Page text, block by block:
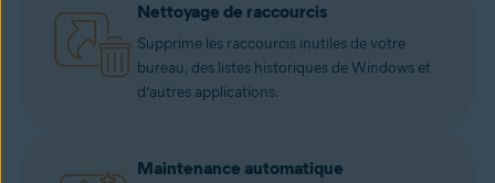
Nettoyage de raccourcis
Supprime les raccourcis inutiles de votre
bureau, des listes historiques de Windows et
d’autres applications.
Maintenance automatique